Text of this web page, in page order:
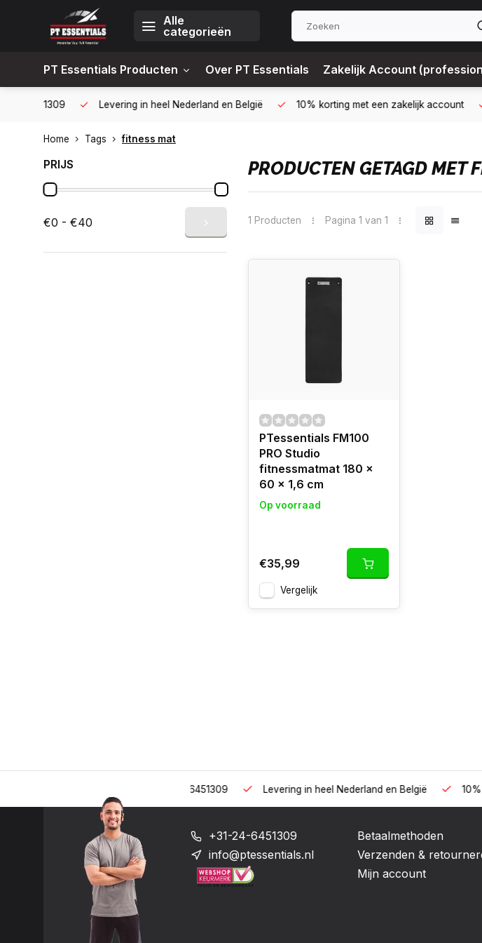
Alle
categorieën
PT Essentials Producten Over PT Essentials Zakelijk Account
Levering in heel Nederland en België 10% korting met een zakelijk account B2B
Home Tags fitness mat
PRIJS
€0 - €40
PRODUCTEN GETAGD MET
1 Producten Pagina 1 van 1
PTessentials FM100
PRO Studio
fitnessmatmat 180 x
60 x 1,6 cm
Op voorraad
€35,99
Vergelijk
Levering in heel Nederland en België 10% korting
+31-24-6451309
info@ptessentials.nl
Betaalmethoden
Verzenden &
Mijn account